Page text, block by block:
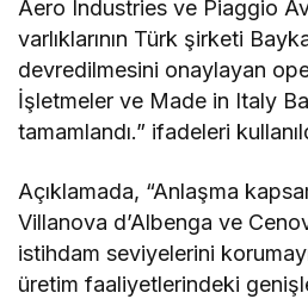
Aero Industries ve Piaggio
varlıklarının Türk şirketi
devredilmesini onaylayan
İşletmeler ve Made in Italy
tamamlandı.” ifadeleri
Açıklamada, “Anlaşma
Villanova d’Albenga ve
istihdam seviyelerini
üretim faaliyetlerindeki